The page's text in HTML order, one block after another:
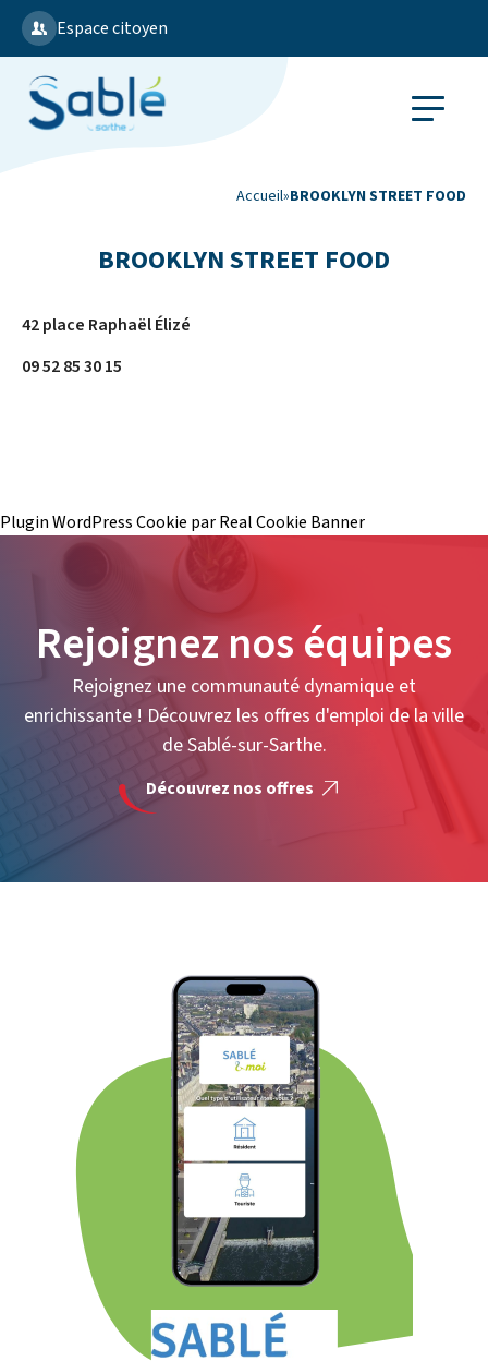
Espace citoyen
Accueil»BROOKLYN STREET FOOD
BROOKLYN STREET FOOD
42 place Raphaël Élizé
09 52 85 30 15
Plugin WordPress Cookie par Real Cookie Banner
Rejoignez nos équipes
Rejoignez une communauté dynamique et
enrichissante ! Découvrez les offres d'emploi de la ville
de Sablé-sur-Sarthe.
Découvrez nos offres